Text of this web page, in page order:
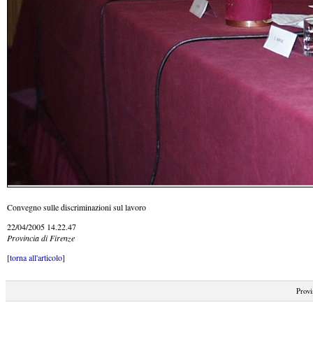
Convegno sulle discriminazioni sul lavoro
22/04/2005 14.22.47
Provincia di Firenze
[torna all'articolo]